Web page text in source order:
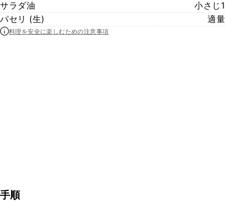
サラダ油
小さじ1
パセリ (生)
適量
料理を安全に楽しむための注意事項
手順